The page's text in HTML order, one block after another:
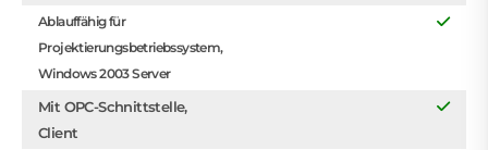
Ablauffähig für
Projektierungsbetriebssystem,
Windows 2003 Server
Mit OPC-Schnittstelle,
Client